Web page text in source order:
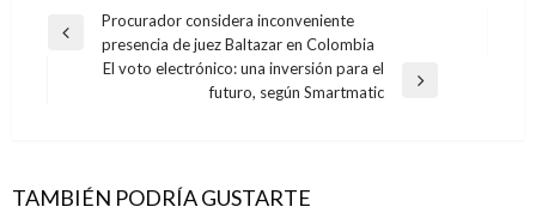
Navegación
Entrada
Procurador considera inconveniente
presencia de juez Baltazar en Colombia
El voto electrónico: una inversión para el
futuro, según Smartmatic
TAMBIÉN PODRÍA GUSTARTE